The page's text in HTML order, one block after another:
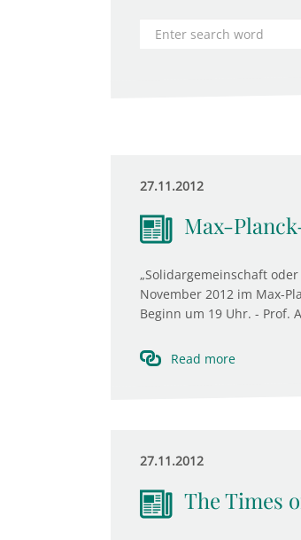
27.11.2012
Max-
„Solidargemeinschaft
November 2012 im Max-
Beginn um 19 Uhr. - Prof.
Read more
27.11.2012
The Times